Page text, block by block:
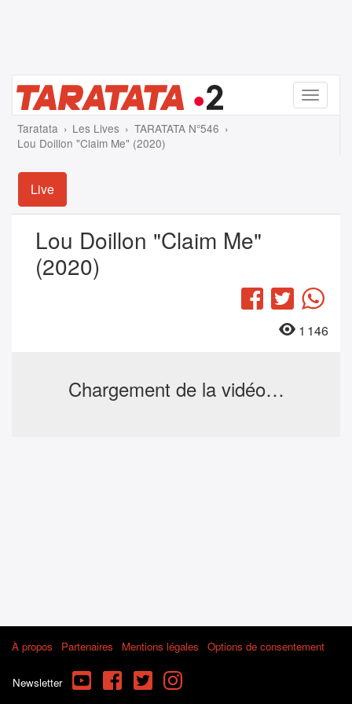
Menu
Taratata Les Lives
TARATATA N°546
Lou Doillon "Claim Me" (2020)
Live
Lou Doillon "Claim Me"
(2020)
Facebook
Twitter
1 146
Chargement de la vidéo…
À propos Partenaires Mentions légales Options de consentement
Newsletter YouTube FacebookTwitterInstagram